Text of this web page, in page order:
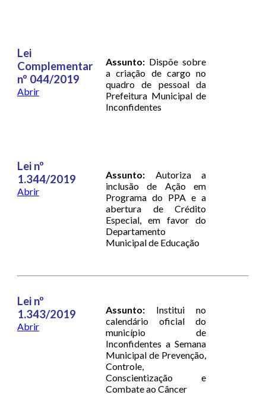
Lei
Complementar
nº 044/2019
Abrir
Assunto: Dispõe sobre
a criação de cargo no
quadro de pessoal da
Prefeitura Municipal de
Inconfidentes
Lei nº
1.344/2019
Abrir
Assunto: Autoriza a
inclusão de Ação em
Programa do PPA e a
abertura de Crédito
Especial, em favor do
Departamento
Municipal de Educação
Lei nº
1.343/2019
Abrir
Assunto: Institui no
calendário oficial do
município de
Inconfidentes a Semana
Municipal de Prevenção,
Controle,
Conscientização e
Combate ao Câncer